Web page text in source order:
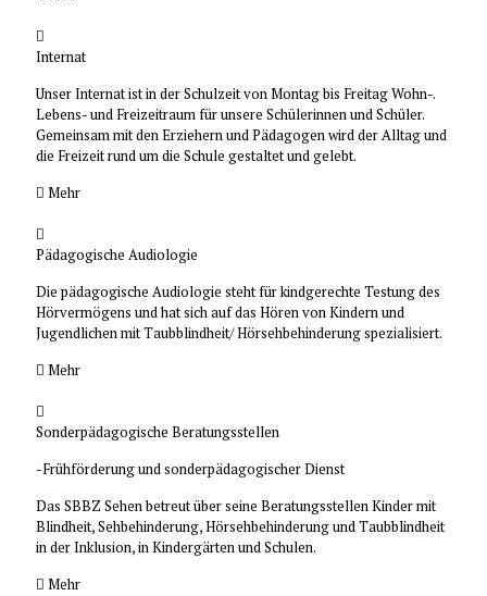
Internat
Unser Internat ist in der Schulzeit von Montag bis Freitag Wohn-.
Lebens- und Freizeitraum für unsere Schülerinnen und Schüler.
Gemeinsam mit den Erziehern und Pädagogen wird der Alltag und
die Freizeit rund um die Schule gestaltet und gelebt.
Mehr
Pädagogische Audiologie
Die pädagogische Audiologie steht für kindgerechte Testung des
Hörvermögens und hat sich auf das Hören von Kindern und
Jugendlichen mit Taubblindheit/ Hörsehbehinderung spezialisiert.
Mehr
Sonderpädagogische Beratungsstellen
-Frühförderung und sonderpädagogischer Dienst
Das SBBZ Sehen betreut über seine Beratungsstellen Kinder mit
Blindheit, Sehbehinderung, Hörsehbehinderung und Taubblindheit
in der Inklusion, in Kindergärten und Schulen.
Mehr